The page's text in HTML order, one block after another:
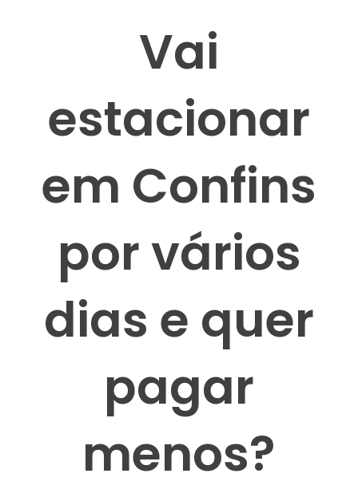
Vai
estacionar
em Confins
por vários
dias e quer
pagar
menos?